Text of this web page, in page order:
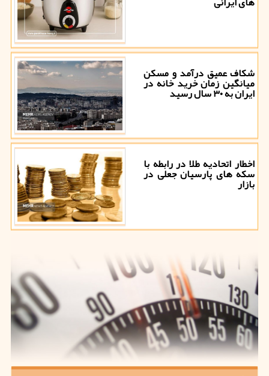
شکاف عمیق درآمد و مسکن
میانگین زمان خرید خانه در
ایران به ۳۰ سال رسید
اخطار اتحادیه طلا در رابطه با
سکه های پارسیان جعلی در
بازار